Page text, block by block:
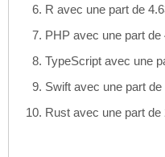
R avec une part de
PHP avec une part de
TypeScript avec une
Swift avec une part de
Rust avec une part de